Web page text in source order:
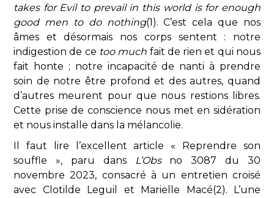
takes for Evil to prevail in this world is for enough
good men to do nothing(1). C’est cela que nos
âmes et désormais nos corps sentent : notre
indigestion de ce too much fait de rien et qui nous
fait honte ; notre incapacité de nanti à prendre
soin de notre être profond et des autres, quand
d’autres meurent pour que nous restions libres.
Cette prise de conscience nous met en sidération
et nous installe dans la mélancolie.
Il faut lire l’excellent article « Reprendre son
souffle », paru dans
L’Obsno 3087 du 30
novembre 2023, consacré à un entretien croisé
avec Clotilde Leguil et Marielle Macé(2). L’une